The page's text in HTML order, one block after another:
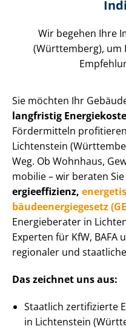
Wir begehen Ihre
(Württemberg), um
Sie möchten Ihr
langfristig
Fördermitteln
Lichtenstein
Weg. Ob Wohnhaus,
mo­bi­lie – wir beraten
er­gie­ef­fi­zi­enz,
bäu­de­en­er­gie­ge­setz
Energieberater in
Experten für KfW,
regionaler und
Das zeichnet uns aus:
Staatlich zertifizierte
in Lichtenstein